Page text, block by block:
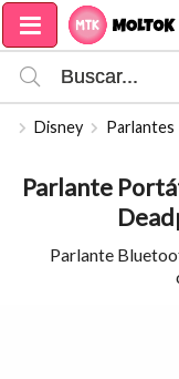
Compartir por email
Disney Parlantes
Parlante
Parlante